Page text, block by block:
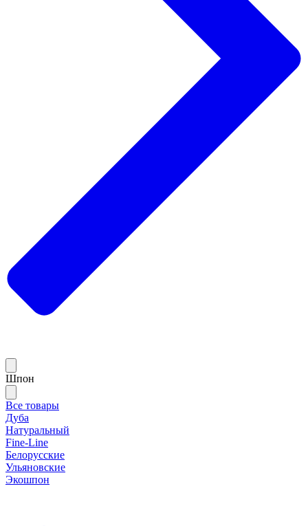
Шпон
Все товары
Дуба
Натуральный
Fine-Line
Белорусские
Ульяновские
Экошпон